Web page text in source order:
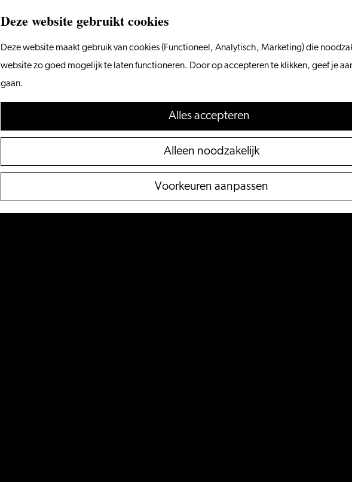
Deze website gebruikt cookies
Deze website maakt gebruik van cookies (Functioneel, Analytisch, Marketing) die
website zo goed mogelijk te laten functioneren. Door op accepteren te klikken, geef je
gaan.
Alles accepteren
Alleen noodzakelijk
Voorkeuren aanpassen